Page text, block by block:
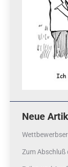
Neue
Zum Abschluß